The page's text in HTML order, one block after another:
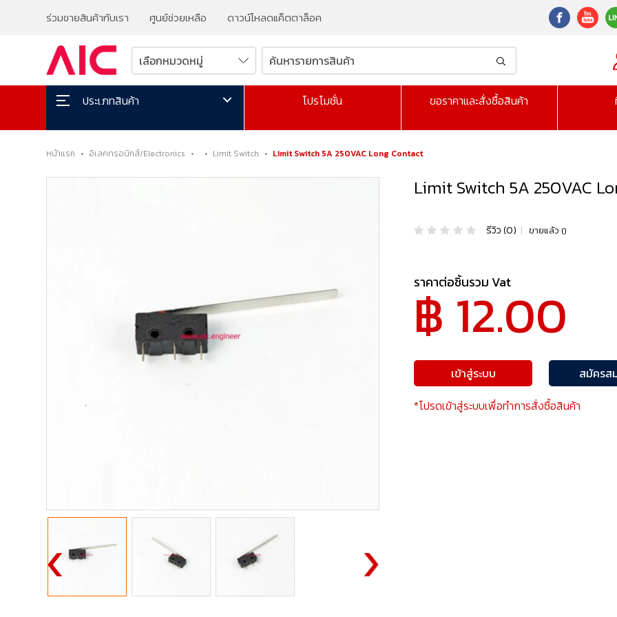
ร่วมขายสินค้ากับเรา ศูนย์ช่วยเหลือ ดาวน์โหลดแค็ตตาล็อค
ประเภทสินค้า โปรโมชั่น ขอราคาและสั่งซื้อสินค้า
หน้าแรก • อิเลคทรอนิกส์/Electronics • • Limit Switch • Limit Switch 5A 250VAC Long Contact
Limit Switch 5A 250VAC
รีวิว (0) | ขายแล้ว ()
ราคาต่อชิ้นรวม Vat
฿ 12.00
เข้าสู่ระบบ
สมัครส
*โปรดเข้าสู่ระบบเพื่อทำการสั่งซื้อสินค้า